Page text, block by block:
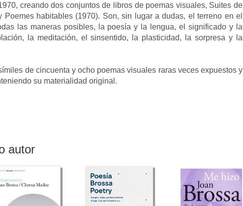
creando dos conjuntos de libros de poemas visuales, Suites de
Poemes habitables (1970). Son, sin lugar a dudas, el terreno en el
las maneras posibles, la poesía y la lengua, el significado y la
la meditación, el sinsentido, la plasticidad, la sorpresa y la
de cincuenta y ocho poemas visuales raras veces expuestos y
su materialidad original.
autor